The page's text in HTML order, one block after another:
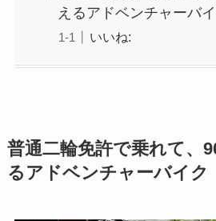
えるアドベンチャーバ
いいね:
普通二輪免許で乗れて、
るアドベンチャーバイク